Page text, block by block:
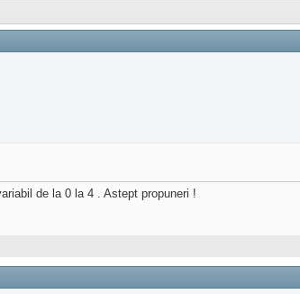
de la 0 la 4 . Astept propuneri !